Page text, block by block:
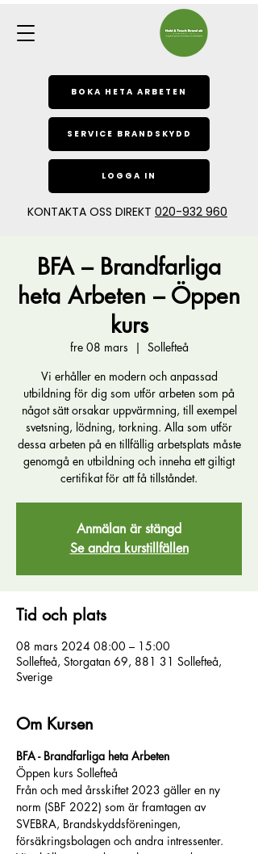
BOKA HETA ARBETEN
SERVICE BRANDSKYDD
LOGGA IN
KONTAKTA OSS DIREKT 020-932 960
BFA – Brandfarliga
heta Arbeten – Öppen
kurs
fre 08 mars
  |
Sollefteå
Vi erhåller en modern och anpassad
utbildning för dig som utför arbeten som på
något sätt orsakar uppvärmning, till exempel
svetsning, lödning, torkning. Alla som utför
dessa arbeten på en tillfällig arbetsplats måste
genomgå en utbildning och inneha ett giltigt
certifikat för att få tillståndet.
Anmälan är stängd
Se andra kurstillfällen
Tid och plats
08 mars 2024 08:00 – 15:00
Sollefteå, Storgatan 69, 881 31 Sollefteå,
Sverige
Om Kursen
BFA - Brandfarliga heta Arbeten
Öppen kurs Sollefteå
Från och med årsskiftet 2023 gäller en ny
norm (SBF 2022) som är framtagen av
SVEBRA, Brandskyddsföreningen,
försäkringsbolagen och andra intressenter.